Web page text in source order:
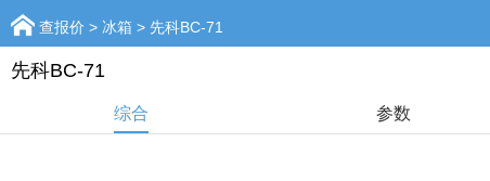
查报价 > 冰箱 > 先科BC-71
先科BC-71
综合 参数